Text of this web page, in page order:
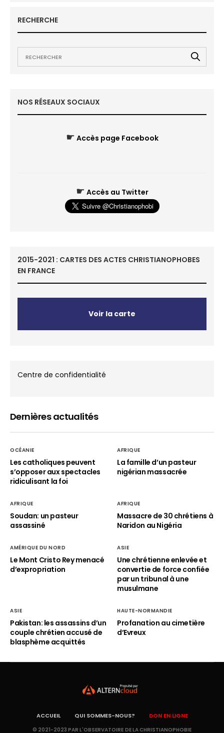
RECHERCHE
NOS RÉSEAUX SOCIAUX
☛ Accès page Facebook
☛ Accès au Twitter
2015-2021 : CARTES DES ACTES CHRISTIANOPHOBES
EN FRANCE
Voir la carte
Centre de confidentialité
Dernières actualités
OCÉANIE
Les catholiques peuvent
s’opposer aux spectacles
ridiculisant la foi
AFRIQUE
La famille d’un pasteur
nigérian massacrée
AFRIQUE
Soudan: un pasteur
assassiné
AFRIQUE
Massacre de 30 chrétiens à
Naridon au Nigéria
AMÉRIQUE DU NORD
Le Mont Cristo Rey menacé
d’expropriation
ASIE
Une chrétienne enlevée et
convertie de force confiée
par un tribunal à une
musulmane
ASIE
Pakistan: les assassins d’un
couple chrétien accusé de
blasphème acquittés
HAUTE-NORMANDIE
Profanation au cimetière
d’Evreux
ACCUEIL QUI SOMMES-NOUS? DON EN LIGNE
© 2021-2023 PAR L'OBSERVATOIRE DE LA CHRISTIANOPHOBIE